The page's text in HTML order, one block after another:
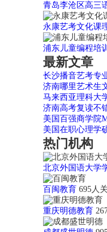
青岛李沧区高三
永康艺考文化课
浦东儿童编程培
最新文章
长沙播音艺考专
济南哪里艺术生
马来西亚理科大
济南高考复读不
美国百强商学院
美国在职心理学
热门机构
北京外国语大学
百闽教育 695人
重庆明德教育